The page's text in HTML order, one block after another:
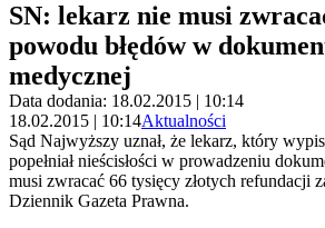
SN: lekarz nie musi
powodu błędów w
medycznej
Data dodania: 18.02.2015 | 10:14
18.02.2015 | 10:14Aktualności
Sąd Najwyższy uznał, że lekarz, który
popełniał nieścisłości w prowadzeniu
musi zwracać 66 tysięcy złotych refundacji
Dziennik Gazeta Prawna.